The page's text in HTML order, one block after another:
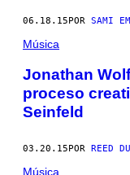
06.18.15POR SAMI
Música
Jonathan
proceso
Seinfeld
03.20.15 POR REED
Música